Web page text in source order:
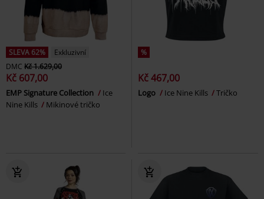
SLEVA 62%
Exkluzivní
DMC Kč 1.629,00
Kč 607,00
EMP Signature Collection
Ice
Nine Kills
Mikinové tričko
%
Kč 467,00
Logo Ice Nine Kills Tričko